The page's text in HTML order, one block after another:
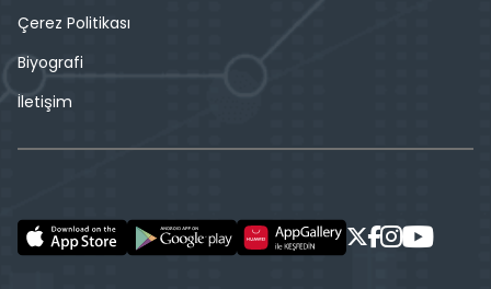
Çerez Politikası
Biyografi
İletişim